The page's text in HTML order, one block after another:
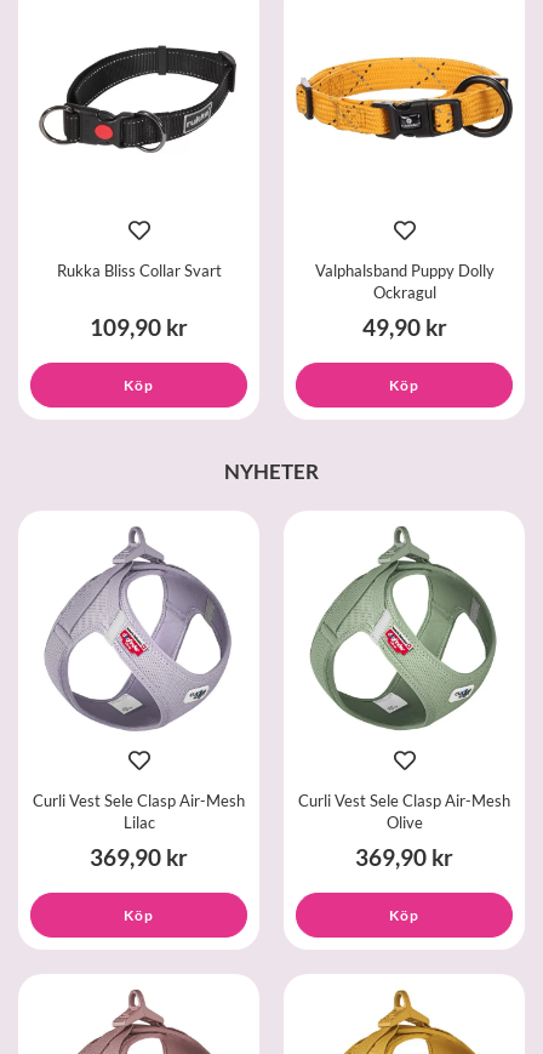
Rukka Bliss Collar Svart
109,90 kr
Köp
Valphalsband Puppy Dolly
Ockragul
49,90 kr
Köp
NYHETER
Curli Vest Sele Clasp Air-Mesh
Lilac
369,90 kr
Köp
Curli Vest Sele Clasp Air-Mesh
Olive
369,90 kr
Köp